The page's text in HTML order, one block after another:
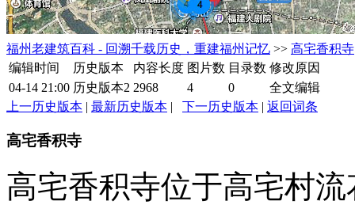
福州老建筑百科 - 回溯千载历史，重建福州记忆 >> 高宅香积寺
编辑时间
历史版本 内容长度 图片数 目录数 修改原因
04-14 21:00 历史版本2 2968 4 0
全文编辑
上一历史版本 | 最新历史版本 | 下一历史版本 | 返回词条
高宅香积寺
高宅香积寺位于高宅村